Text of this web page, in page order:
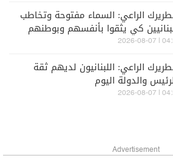
الراعي: السماء مفتوحة وتخاطب
كي يثقوا بأنفسهم وبوطنهم
04:51 |
الراعي: اللبنانيون لديهم ثقة
والدولة اليوم
04:50 |
Advertisement